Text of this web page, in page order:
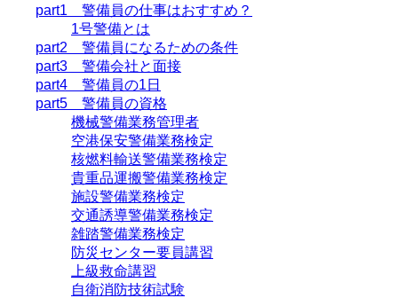
part1 警備員の仕事はおすすめ？
1号警備とは
part2 警備員になるための条件
part3 警備会社と面接
part4 警備員の1日
part5 警備員の資格
機械警備業務管理者
空港保安警備業務検定
核燃料輸送警備業務検定
貴重品運搬警備業務検定
施設警備業務検定
交通誘導警備業務検定
雑踏警備業務検定
防災センター要員講習
上級救命講習
自衛消防技術試験